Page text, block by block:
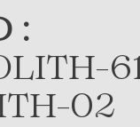
:
02